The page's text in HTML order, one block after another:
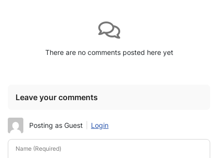
There are no comments posted here yet
Leave your comments
Posting as Guest Login
Name (Required)